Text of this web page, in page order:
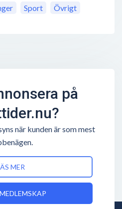
Sport Övrigt
på
när kunden är som mest
MER